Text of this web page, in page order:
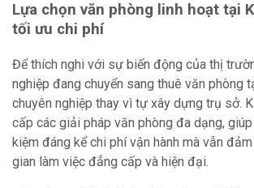
Lựa chọn văn phòng linh hoạt tại
tối ưu chi phí
Để thích nghi với sự biến động của thị
nghiệp đang chuyển sang thuê văn phòng
chuyên nghiệp thay vì tự xây dựng trụ sở.
cấp các giải pháp văn phòng đa dạng,
kiệm đáng kể chi phí vận hành mà vẫn
gian làm việc đẳng cấp và hiện đại.